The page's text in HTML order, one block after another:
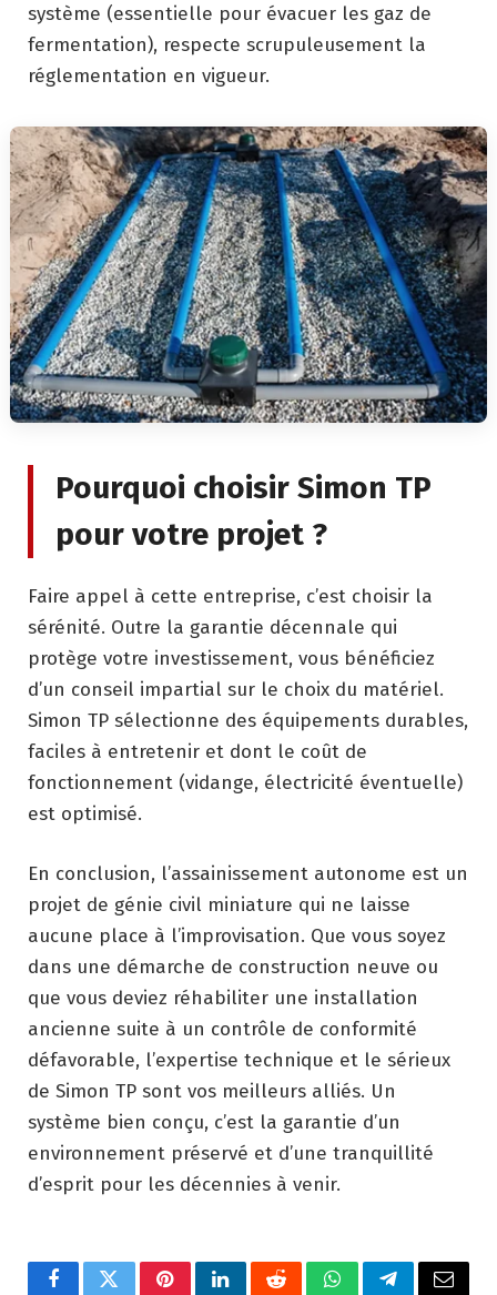
système (essentielle pour évacuer les gaz de
fermentation), respecte scrupuleusement la
réglementation en vigueur.
Pourquoi choisir Simon TP
pour votre projet ?
Faire appel à cette entreprise, c’est choisir la
sérénité. Outre la garantie décennale qui
protège votre investissement, vous bénéficiez
d’un conseil impartial sur le choix du matériel.
Simon TP sélectionne des équipements durables,
faciles à entretenir et dont le coût de
fonctionnement (vidange, électricité éventuelle)
est optimisé.
En conclusion, l’assainissement autonome est un
projet de génie civil miniature qui ne laisse
aucune place à l’improvisation. Que vous soyez
dans une démarche de construction neuve ou
que vous deviez réhabiliter une installation
ancienne suite à un contrôle de conformité
défavorable, l’expertise technique et le sérieux
de Simon TP sont vos meilleurs alliés. Un
système bien conçu, c’est la garantie d’un
environnement préservé et d’une tranquillité
d’esprit pour les décennies à venir.